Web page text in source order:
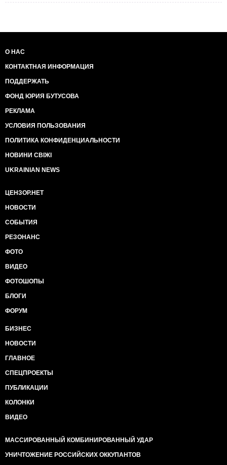
О НАС
КОНТАКТНАЯ ИНФОРМАЦИЯ
ПОДДЕРЖАТЬ
ФОНД ЮРИЯ БУТУСОВА
РЕКЛАМА
УСЛОВИЯ ПОЛЬЗОВАНИЯ
ПОЛИТИКА КОНФИДЕНЦИАЛЬНОСТИ
НОВИНИ СВІЖІ
UKRAINIAN NEWS
ЦЕНЗОР.НЕТ
НОВОСТИ
СОБЫТИЯ
РЕЗОНАНС
ФОТО
ВИДЕО
ФОТОШОПЫ
БЛОГИ
ФОРУМ
БИЗНЕС
НОВОСТИ
ГЛАВНОЕ
СПЕЦПРОЕКТЫ
ПУБЛИКАЦИИ
КОЛОНКИ
ВИДЕО
МАССИРОВАННЫЙ КОМБИНИРОВАННЫЙ УДАР
УНИЧТОЖЕНИЕ РОССИЙСКИХ ОККУПАНТОВ